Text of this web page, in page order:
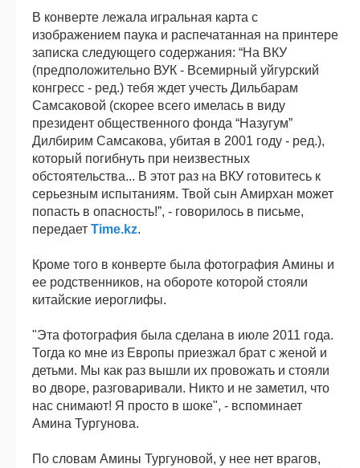
В конверте лежала игральная карта с
изображением паука и распечатанная на принтере
записка следующего содержания: “На ВКУ
(предположительно ВУК - Всемирный уйгурский
конгресс - ред.) тебя ждет учесть Дильбарам
Самсаковой (скорее всего имелась в виду
президент общественного фонда “Назугум”
Дилбирим Самсакова, убитая в 2001 году - ред.),
который погибнуть при неизвестных
обстоятельства... В этот раз на ВКУ готовитесь к
серьезным испытаниям. Твой сын Амирхан может
попасть в опасность!”, - говорилось в письме,
передает Time.kz.
Кроме того в конверте была фотография Амины и
ее родственников, на обороте которой стояли
китайские иероглифы.
"Эта фотография была сделана в июле 2011 года.
Тогда ко мне из Европы приезжал брат с женой и
детьми. Мы как раз вышли их провожать и стояли
во дворе, разговаривали. Никто и не заметил, что
нас снимают! Я просто в шоке", - вспоминает
Амина Тургунова.
По словам Амины Тургуновой, у нее нет врагов,